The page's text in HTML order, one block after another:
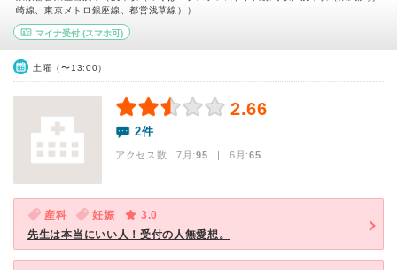
崎線、東京メトロ銀座線、都営浅草線））
マイナ受付 (スマホ可)
土曜（〜13:00）
2.66
2件
アクセス数 7月:95 | 6月:65
産科 妊娠
3.0
先生は本当にいい人！受付の人無愛想。